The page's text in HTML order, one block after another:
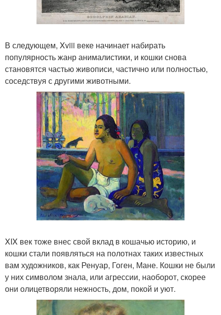
В следующем, Xviii веке начинает набирать
популярность жанр анималистики, и кошки снова
становятся частью живописи, частично или полностью,
соседствуя с другими животными.
XIX век тоже внес свой вклад в кошачью историю, и
кошки стали появляться на полотнах таких известных
вам художников, как Ренуар, Гоген, Мане. Кошки не были
у них символом знала, или агрессии, наоборот, скорее
они олицетворяли нежность, дом, покой и уют.